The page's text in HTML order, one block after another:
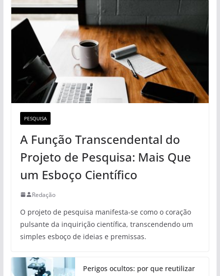
PESQUISA
A Função Transcendental do
Projeto de Pesquisa: Mais Que
um Esboço Científico
Redação
O projeto de pesquisa manifesta-se como o coração
pulsante da inquirição científica, transcendendo um
simples esboço de ideias e premissas.
Perigos ocultos: por que reutilizar